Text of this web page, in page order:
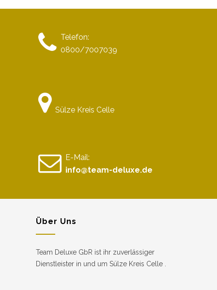
Telefon:
0800/7007039
Sülze Kreis Celle
E-Mail:
info@team-deluxe.de
Über Uns
Team Deluxe GbR ist ihr zuverlässiger
Dienstleister in und um Sülze Kreis Celle .